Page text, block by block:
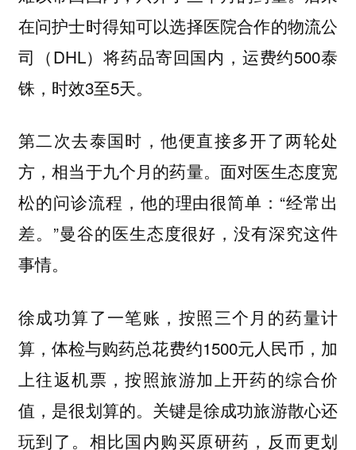
在问护士时得知可以选择医院合作的物流公
司（DHL）将药品寄回国内，运费约500泰
铢，时效3至5天。
第二次去泰国时，他便直接多开了两轮处
方，相当于九个月的药量。面对医生态度宽
松的问诊流程，他的理由很简单：“经常出
差。”曼谷的医生态度很好，没有深究这件
事情。
徐成功算了一笔账，按照三个月的药量计
算，体检与购药总花费约1500元人民币，加
上往返机票，按照旅游加上开药的综合价
值，是很划算的。关键是徐成功旅游散心还
玩到了。相比国内购买原研药，反而更划